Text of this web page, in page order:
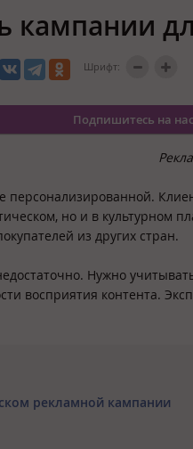
кампании
Шрифт:
Подпишитесь на
персонализированной.
но и в культурном
из других стран.
Нужно
восприятия контента.
рекламной кампании